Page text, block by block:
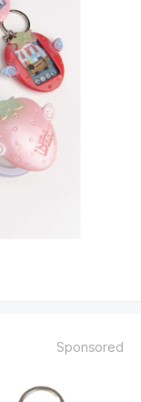
Sponsored